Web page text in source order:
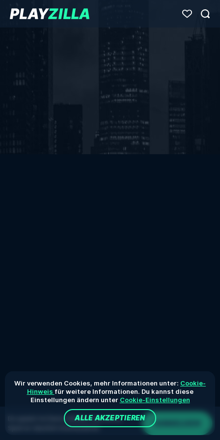
Du spielst im Demo-Modus. Das echte
Spiel ist deutlich interessanter
ANMELDEN
Wir verwenden Cookies, mehr Informationen unter: Cookie-
Hinweis für weitere Informationen. Du kannst diese
Einstellungen ändern unter Cookie-Einstellungen
ALLE AKZEPTIEREN